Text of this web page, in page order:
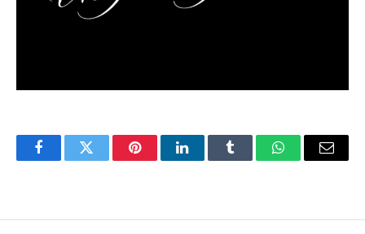
FacebookTwitter PinterestLinkedInTumblr WhatsAppEmail